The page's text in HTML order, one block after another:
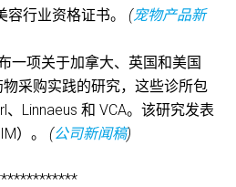
行业资格证书。
(宠物产品新
一项关于加拿大、英国和美国
采购实践的研究，这些诊所包
、Linnaeus 和 VCA。该研究发表
）。 (公司新闻稿)